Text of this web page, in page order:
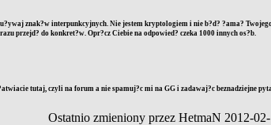
znak?w interpunkcyjnych. Nie jestem kryptologiem i nie b?d? ?ama?
przejd? do konkret?w. Opr?cz Ciebie na odpowied? czeka 1000 innych os?b.
tutaj, czyli na forum a nie spamuj?c mi na GG i zadawaj?c beznadziejne
Ostatnio zmieniony przez HetmaN 2012-